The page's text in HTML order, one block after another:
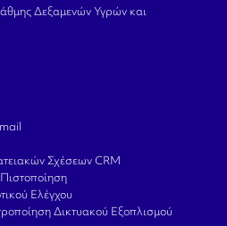
Δεξαμενών Υγρών και
Σχέσεων CRM
Ελέγχου
Δικτυακού Εξοπλισμού